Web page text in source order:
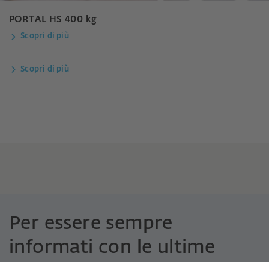
PORTAL HS 400 kg
Scopri di più
Scopri di più
Per essere sempre
informati con le ultime